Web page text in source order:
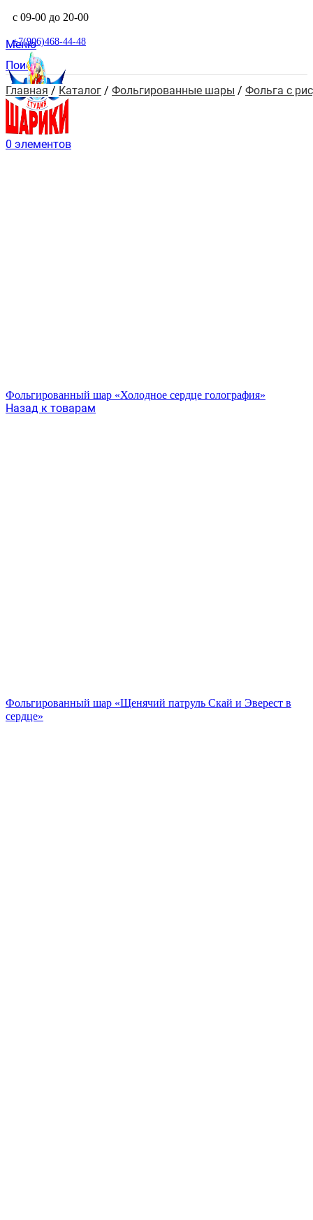
с 09-00 до 20-00
+7(906)468-44-48
Поиск
Меню
0 элементов
Главная / Каталог / Фольгированные шары / Фольга с
Фольгированный шар «Холодное сердце голография»
Назад к товарам
Фольгированный шар «Щенячий патруль Скай и Эверест в
сердце»